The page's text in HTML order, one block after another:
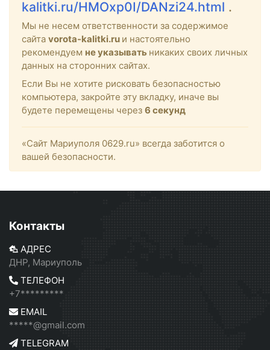
kalitki.ru/HMOxp0I/DANzi24.html .
Мы не несем ответственности за содержимое
сайта vorota-kalitki.ru и настоятельно
рекомендуем не указывать никаких своих личных
данных на сторонних сайтах.
Если Вы не хотите рисковать безопасностью
компьютера, закройте эту вкладку, иначе вы
будете перемещены через 6 секунд
«Сайт Мариуполя 0629.ru» всегда заботится о
вашей безопасности.
Контакты
АДРЕС
ДНР, Мариуполь
ТЕЛЕФОН
+7*********
EMAIL
*****@gmail.com
TELEGRAM